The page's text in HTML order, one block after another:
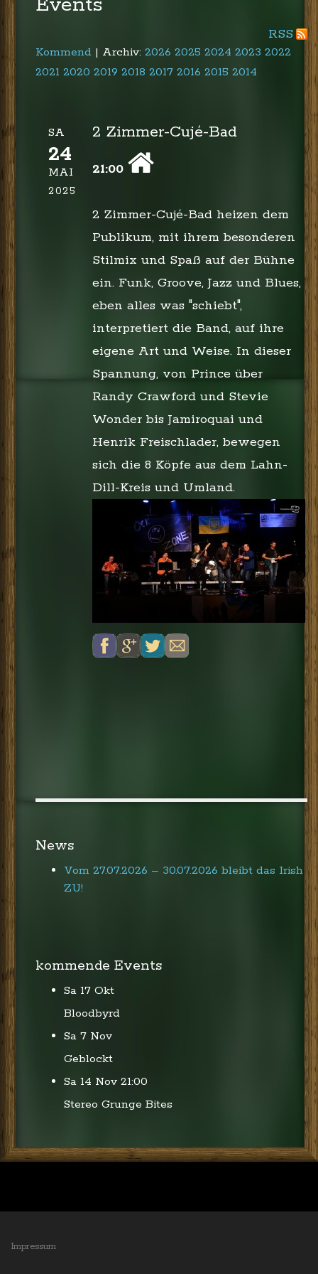
RSS
Kommend | Archiv: 2026 2025 2024 2023 2022
2021 2020 2019 2018 2017 2016 2015 2014
SA
24
MAI
2025
2 Zimmer-Cujé-Bad
21:00
2 Zimmer-Cujé-Bad heizen dem
Publikum, mit ihrem besonderen
Stilmix und Spaß auf der Bühne
ein. Funk, Groove, Jazz und Blues,
eben alles was "schiebt",
interpretiert die Band, auf ihre
eigene Art und Weise. In dieser
Spannung, von Prince über
Randy Crawford und Stevie
Wonder bis Jamiroquai und
Henrik Freischlader, bewegen
sich die 8 Köpfe aus dem Lahn-
Dill-Kreis und Umland.
News
Vom 27.07.2026 – 30.07.2026 bleibt das Irish
ZU!
kommende Events
Sa 17 Okt
Bloodbyrd
Sa 7 Nov
Geblockt
Sa 14 Nov 21:00
Stereo Grunge Bites
Impressum